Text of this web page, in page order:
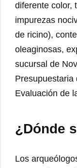
diferente color,
impurezas
de ricino),
oleaginosas,
sucursal de
Presupuestaria
Evaluación de
¿Dónde
Los